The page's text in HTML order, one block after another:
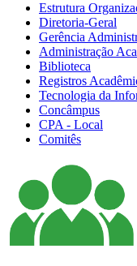
Estrutura
Diretoria-Geral
Gerência
Administração
Biblioteca
Registros
Tecnologia da
Concâmpus
CPA - Local
Comitês